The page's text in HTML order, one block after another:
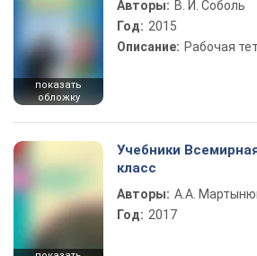
показать
обложку
Авторы: В. И. Соболь
Год: 2015
Описание: Рабочая
Учебники
класс
Авторы: А.А.
Год: 2017